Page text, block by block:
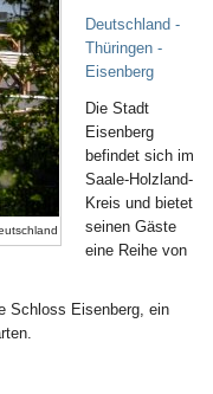
Deutschland -
Thüringen -
Eisenberg
Die Stadt
Eisenberg
befindet sich im
Saale-Holzland-
Kreis und bietet
seinen Gäste
eine Reihe von
Schloss Eisenberg, ein